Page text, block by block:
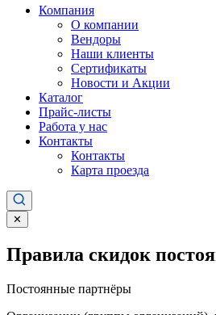
Компания
О компании
Вендоры
Наши клиенты
Сертификаты
Новости и Акции
Каталог
Прайс-листы
Работа у нас
Контакты
Контакты
Карта проезда
✕
Правила скидок
Постоянные партнёры